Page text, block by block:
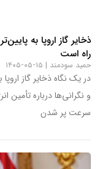
راه است
حمید سودمند ۱۵-۰۵-۱۴۰۵
و نگرانی‌ها درباره
سرعت پر شدن